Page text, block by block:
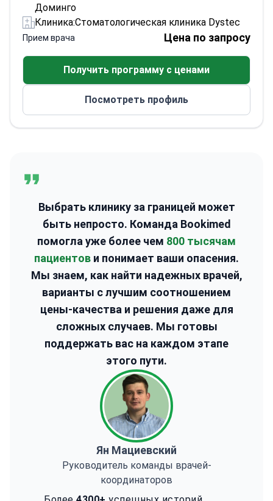
Доминго
Клиника:Стоматологическая клиника Dystec
Прием врача Цена по запросу
Получить программу с ценами
Посмотреть профиль
Выбрать клинику за границей может
быть непросто. Команда Bookimed
помогла уже более чем 800 тысячам
пациентов и понимает ваши опасения.
Мы знаем, как найти надежных врачей,
варианты с лучшим соотношением
цены-качества и решения даже для
сложных случаев. Мы готовы
поддержать вас на каждом этапе
этого пути.
Ян Мациевский
Руководитель команды врачей-
координаторов